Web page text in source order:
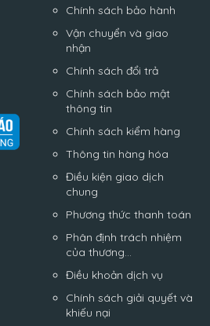
Chính sách bảo hành
Vận chuyển và giao
nhận
Chính sách đổi trả
Chính sách bảo mật
thông tin
Chính sách kiểm hàng
Thông tin hàng hóa
Điều kiện giao dịch
chung
Phương thức thanh toán
Phân định trách nhiệm
của thương...
Điều khoản dịch vụ
Chính sách giải quyết và
khiếu nại